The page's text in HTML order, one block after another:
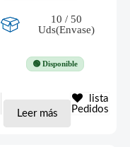
10 / 50
Uds(Envase)
🟢 Disponible
Leer más
lista
Pedidos